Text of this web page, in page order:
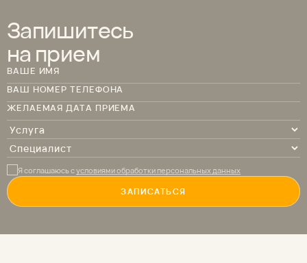
Запишитесь
на прием
ВАШЕ ИМЯ
ВАШ НОМЕР ТЕЛЕФОНА
ЖЕЛАЕМАЯ ДАТА ПРИЕМА
Я соглашаюсь сусловиями обработки персональных данных
ЗАПИСАТЬСЯ